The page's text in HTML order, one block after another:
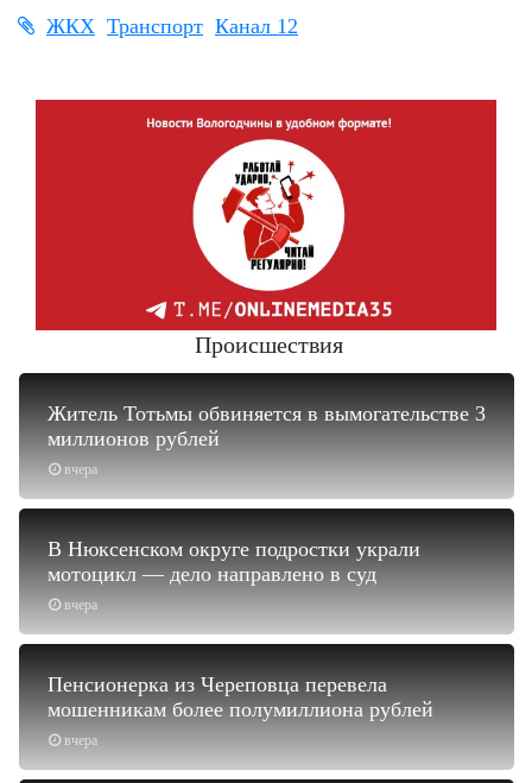
ЖКХ Транспорт Канал 12
Происшествия
вчера
Житель Тотьмы обвиняется в вымогательстве 3
миллионов рублей
вчера
В Нюксенском округе подростки украли
мотоцикл — дело направлено в суд
вчера
Пенсионерка из Череповца перевела
мошенникам более полумиллиона рублей